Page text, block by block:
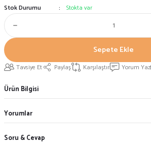
Stok Durumu
Stokta var
Sepete Ekle
Tavsiye Et Paylaş Karşılaştır Yorum Yaz
Ürün Bilgisi
Yorumlar
Soru & Cevap